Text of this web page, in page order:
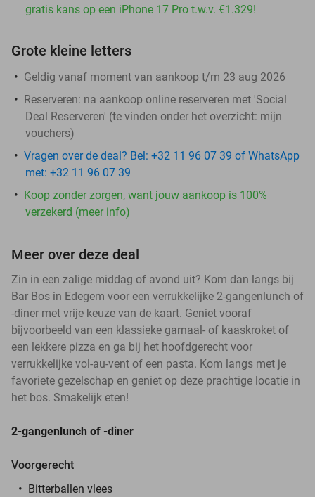
gratis kans op een iPhone 17 Pro t.w.v. €1.329!
Grote kleine letters
Geldig vanaf moment van aankoop t/m 23 aug 2026
Reserveren: na aankoop online reserveren met 'Social
Deal Reserveren' (te vinden onder het overzicht: mijn
vouchers)
Vragen over de deal? Bel: +32 11 96 07 39 of WhatsApp
met: +32 11 96 07 39
Koop zonder zorgen, want jouw aankoop is 100%
verzekerd (meer info)
Meer over deze deal
Zin in een zalige middag of avond uit? Kom dan langs bij
Bar Bos in Edegem voor een verrukkelijke 2-gangenlunch of
-diner met vrije keuze van de kaart. Geniet vooraf
bijvoorbeeld van een klassieke garnaal- of kaaskroket of
een lekkere pizza en ga bij het hoofdgerecht voor
verrukkelijke vol-au-vent of een pasta. Kom langs met je
favoriete gezelschap en geniet op deze prachtige locatie in
het bos. Smakelijk eten!
2-gangenlunch of -diner
Voorgerecht
Bitterballen vlees